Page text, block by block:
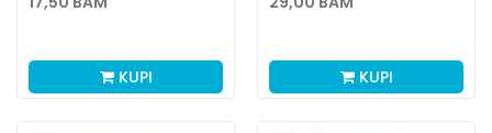
KUPI KUPI